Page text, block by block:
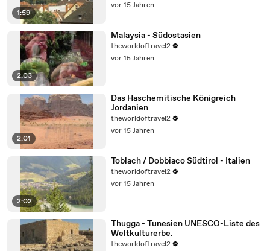
1:59
vor 15 Jahren
2:03
Malaysia - Südostasien
theworldoftravel2
vor 15 Jahren
2:01
Das Haschemitische Königreich
Jordanien
theworldoftravel2
vor 15 Jahren
2:02
Toblach / Dobbiaco Südtirol - Italien
theworldoftravel2
vor 15 Jahren
Thugga - Tunesien UNESCO-Liste des
Weltkulturerbe.
theworldoftravel2